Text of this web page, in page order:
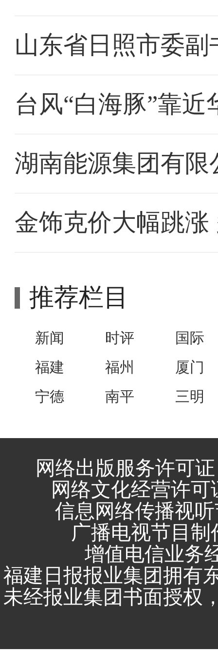
山东省日照市委
台风“白海豚”靠近
湖南能源集团有
金饰克价大幅跳
推荐栏目
新闻 时评
国际
福建
福州
厦门
宁德
南平 三明
网络出版服务许可
网络文化经营许可
信息网络传播视
广播电视节目
增值电信业务
福建日报报业集团拥有
未经报业集团书面授权